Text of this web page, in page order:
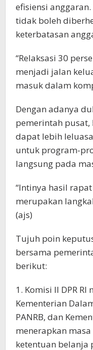
efisiensi
tidak boleh
keterbatasan
“Relaksasi 30
menjadi jalan
masuk dalam
Dengan adanya
pemerintah pusat,
dapat lebih
untuk program-
langsung pada
“Intinya hasil
merupakan
(ajs)
Tujuh poin
bersama
berikut:
1. Komisi II DPR
Kementerian
PANRB, dan
menerapkan
ketentuan belanja